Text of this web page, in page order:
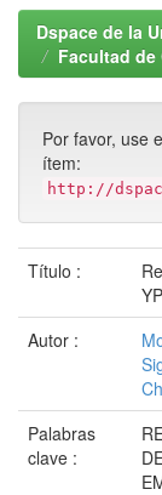
Dspace de la
Facultad
Por favor, use
ítem:
http://
Título :
Autor :
Palabras
clave :